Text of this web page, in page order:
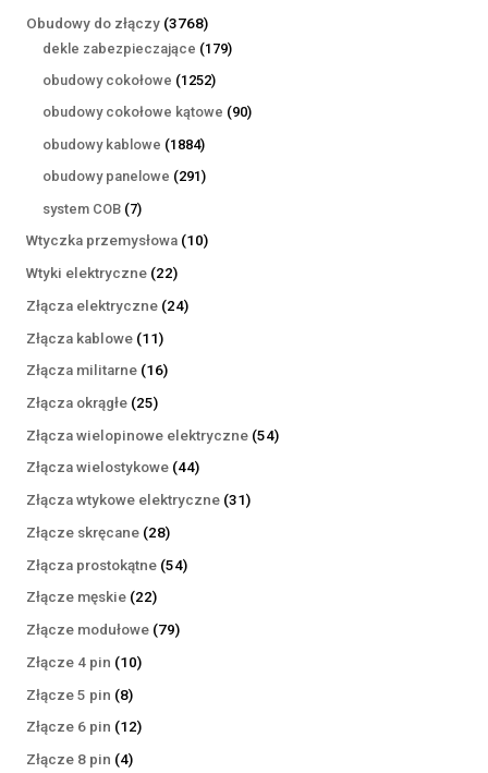
produktów
Obudowy do złączy 37683768
produktów
dekle zabezpieczające 179179
obudowy cokołowe 12521252
produkty
obudowy cokołowe kątowe 9090
obudowy kablowe 18841884
produkty
obudowy panelowe 291291
system COB 77
produktów
Wtyczka przemysłowa 1010
Wtyki elektryczne 2222
produkty
Złącza elektryczne 2424
Złącza kablowe 1111
produktów
Złącza militarne 1616
Złącza okrągłe 2525
produktów
Złącza wielopinowe elektryczne 5454
Złącza wielostykowe 4444
produkty
Złącza wtykowe elektryczne 3131
Złącze skręcane 2828
produktów
Złącza prostokątne 5454
Złącze męskie 2222
produkty
Złącze modułowe 7979
Złącze 4 pin 1010
Złącze 5 pin 88
produktów
Złącze 6 pin 1212
Złącze 8 pin 44